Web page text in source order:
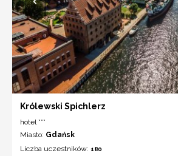
Królewski Spichlerz
hotel ***
Miasto: Gdańsk
Liczba uczestników: 180